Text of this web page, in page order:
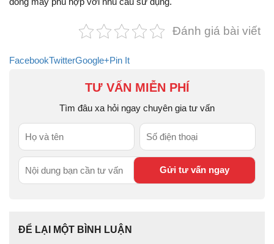
Đánh giá bài viết
FacebookTwitterGoogle+Pin It
TƯ VẤN MIỄN PHÍ
Tìm đâu xa hỏi ngay chuyên gia tư vấn
ĐỂ LẠI MỘT BÌNH LUẬN